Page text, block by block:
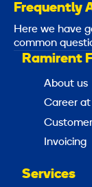
Frequently
Here we have
common
Ramirent
About us
Career
Invoicing
Services